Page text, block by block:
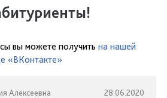
вы можете получить на нашей
«ВКонтакте»
Алексеевна 28.06.2020